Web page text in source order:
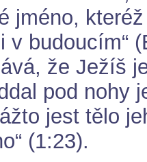
jméno,
v budoucím“
že Ježíš
pod nohy
jest tělo
(1:23).